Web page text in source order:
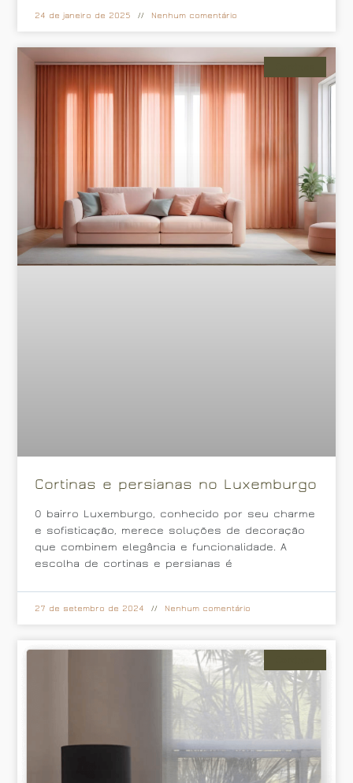
24 de janeiro de 2025 Nenhum comentário
Cortinas e persianas no Luxemburgo
O bairro Luxemburgo, conhecido por seu charme
e sofisticação, merece soluções de decoração
que combinem elegância e funcionalidade. A
escolha de cortinas e persianas é
27 de setembro de 2024 Nenhum comentário